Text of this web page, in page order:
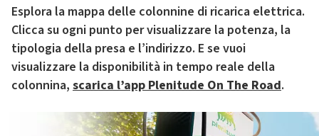
Esplora la mappa delle colonnine di ricarica elettrica.
Clicca su ogni punto per visualizzare la potenza, la
tipologia della presa e l’indirizzo. E se vuoi
visualizzare la disponibilità in tempo reale della
colonnina, scarica l’app Plenitude On The Road.